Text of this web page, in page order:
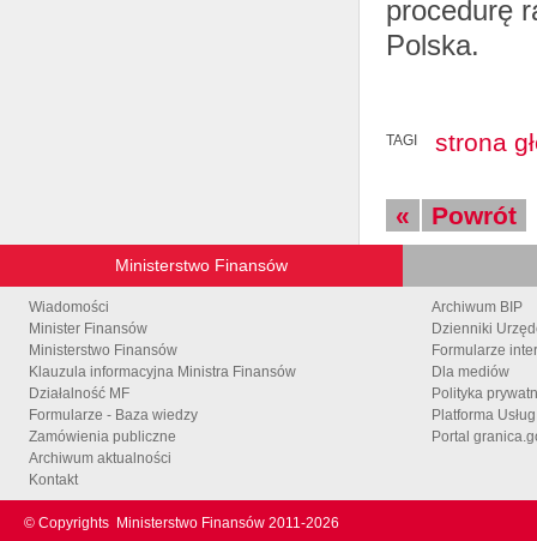
procedurę
Polska.
TAGI strona
« Powrót
Ministerstwo Finansów
Wiadomości
Minister Finansów
Ministerstwo Finansów
Klauzula informacyjna Ministra Finansów
Działalność MF
Formularze - Baza wiedzy
Zamówienia publiczne
Archiwum aktualności
Kontakt
Archiwum BIP
Dzienniki
Formularze
Dla mediów
Polityka
Platforma
Portal
© Copyrights Ministerstwo Finansów 2011-2026